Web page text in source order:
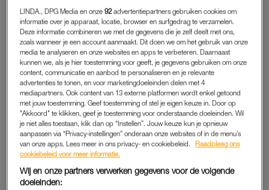
Op TikTok deelt oud-kok Rafaël den Hartog dat je maar drie
dingen nodig hebt om zelf een knoflook te persen – én die heb
je vaak al in huis.
KNOFLOOKPERS
Alles wat je nodig hebt om de knoflook te persen is zout, een
snijplank en een mes. Hoe dat in z’n werk gaat? Heel
eenvoudig.
De eerste stap is om het kontje van de knoflook af te snijden.
Daarna strooi je wat zout over de knoflook. Met een mes wrijf
je over de knoflook. Zo schuren de korrels zout als het waren
LINDA., DPG Media en onze92 advertentiepartners gebruiken cookies om
informatie over je apparaat, locatie, browser en surfgedrag te verzamelen.
Deze informatie combineren we met de gegevens die je zelf deelt met ons,
zoals wanneer je een account aanmaakt. Dit doen we om het gebruik van onze
media te analyseren en onze websites en apps te verbeteren. Daarnaast
kunnen we, als je hier toestemming voor geeft, je gegevens gebruiken om onze
content, communicatie en aanbod te personaliseren en je relevante
advertenties te tonen, en voor marketingdoeleinden delen met 4
mediapartners. Ook content van 13 externe platformen wordt enkel getoond
met jouw toestemming. Geef toestemming of stel je eigen keuze in. Door op
"Akkoord" te klikken, geef je toestemming voor onderstaande doeleinden. Wil
je niet alles toestaan, klik dan op “Instellen”. Jouw keuze kun je opnieuw
aanpassen via “Privacy-instellingen” onderaan onze websites of in de menu’s
van onze apps. Lees meer in ons privacy- en cookiebeleid.
Raadpleeg ons
cookiebeleid voor meer informatie.
Wij en onze partners verwerken gegevens voor de volgende
doeleinden: